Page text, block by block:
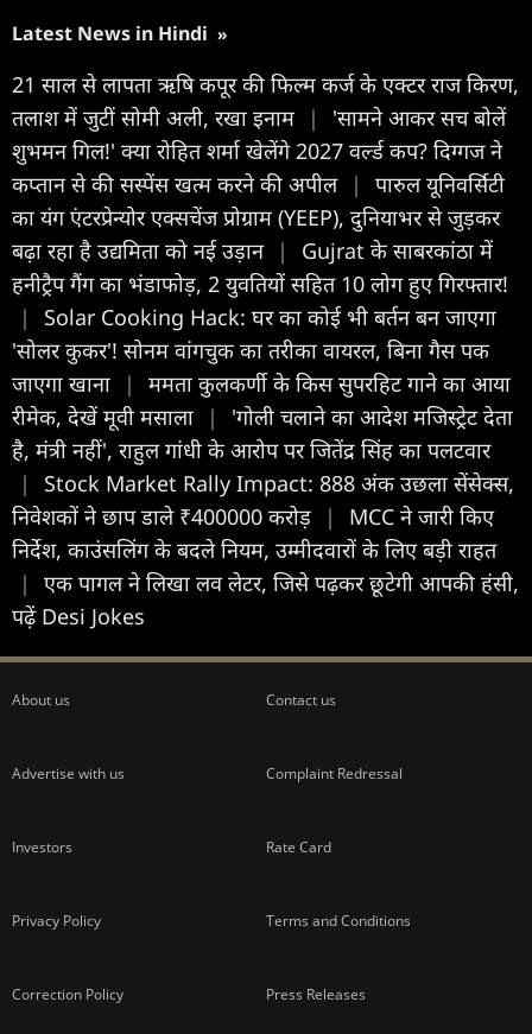
Latest News in Hindi »
21 साल से लापता ऋषि कपूर की फिल्म कर्ज के एक्टर राज किरण,
तलाश में जुटीं सोमी अली, रखा इनाम
|
'सामने आकर सच बोलें
शुभमन गिल!' क्या रोहित शर्मा खेलेंगे 2027 वर्ल्ड कप? दिग्गज ने
कप्तान से की सस्पेंस खत्म करने की अपील |
पारुल यूनिवर्सिटी
का यंग एंटरप्रेन्योर एक्सचेंज प्रोग्राम (YEEP), दुनियाभर से जुड़कर
बढ़ा रहा है उद्यमिता को नई उड़ान |
Gujrat के साबरकांठा में
हनीट्रैप गैंग का भंडाफोड़, 2 युवतियों सहित 10 लोग हुए गिरफ्तार!
|
Solar Cooking Hack: घर का कोई भी बर्तन बन जाएगा
'सोलर कुकर'! सोनम वांगचुक का तरीका वायरल, बिना गैस पक
जाएगा खाना
|
ममता कुलकर्णी के क‍िस सुपरह‍िट गाने का आया
र‍ीमेक, देखें मूवी मसाला
|
'गोली चलाने का आदेश मजिस्ट्रेट देता
है, मंत्री नहीं', राहुल गांधी के आरोप पर जितेंद्र सिंह का पलटवार
|
Stock Market Rally Impact: 888 अंक उछला सेंसेक्स,
निवेशकों ने छाप डाले ₹400000 करोड़
|
MCC ने जारी किए
निर्देश, काउंसलिंग के बदले नियम, उम्मीदवारों के लिए बड़ी राहत
|
एक पागल ने लिखा लव लेटर, जिसे पढ़कर छूटेगी आपकी हंसी,
पढ़ें Desi Jokes
About us Contact us
Advertise with us Complaint Redressal
Investors Rate Card
Privacy Policy Terms and Conditions
Correction Policy Press Releases